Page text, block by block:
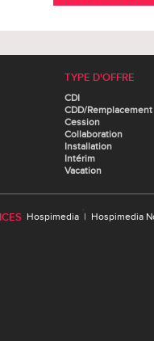
TYPE D'OFFRE
CDI
CDD/Remplacement
Cession
Collaboration
Installation
Intérim
Vacation
Hospimedia | Hospimedia